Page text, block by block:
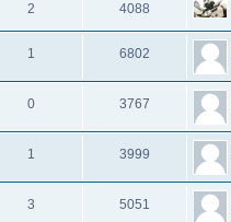
2 4088
1 6802
0 3767
1 3999
3 5051